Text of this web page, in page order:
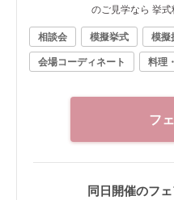
のご見学なら 挙式料
なプランナーが、
わせて、おふたり
ます。 ■ピックアップフェア内容 ・ガーデン＆チャペ
り注ぐ旧サンルー
れる空間をご体感いただけま
「パリ金賞スペシ
相談会 模擬挙式 模擬
会場コーディネート
料理
フ
同日開催のフ